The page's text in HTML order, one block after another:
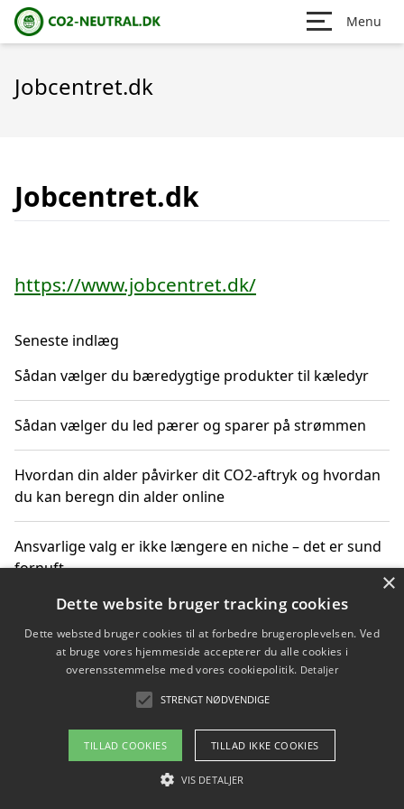
Menu
Jobcentret.dk
Jobcentret.dk
https://www.jobcentret.dk/
Seneste indlæg
Sådan vælger du bæredygtige produkter til kæledyr
Sådan vælger du led pærer og sparer på strømmen
Hvordan din alder påvirker dit CO2-aftryk og hvordan
du kan beregn din alder online
Ansvarlige valg er ikke længere en niche – det er sund
fornuft
Sådan kan du handle bæredygtigt og bestil med
faktura
Om / kontakt
Blog Betingelser
×
Dette website bruger tracking cookies
Dette websted bruger cookies til at forbedre brugeroplevelsen. Ved
at bruge vores hjemmeside accepterer du alle cookies i
overensstemmelse med vores cookiepolitik. Detaljer
STRENGT NØDVENDIGE
TILLAD COOKIES TILLAD IKKE COOKIES
VIS DETALJER